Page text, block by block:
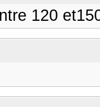
120